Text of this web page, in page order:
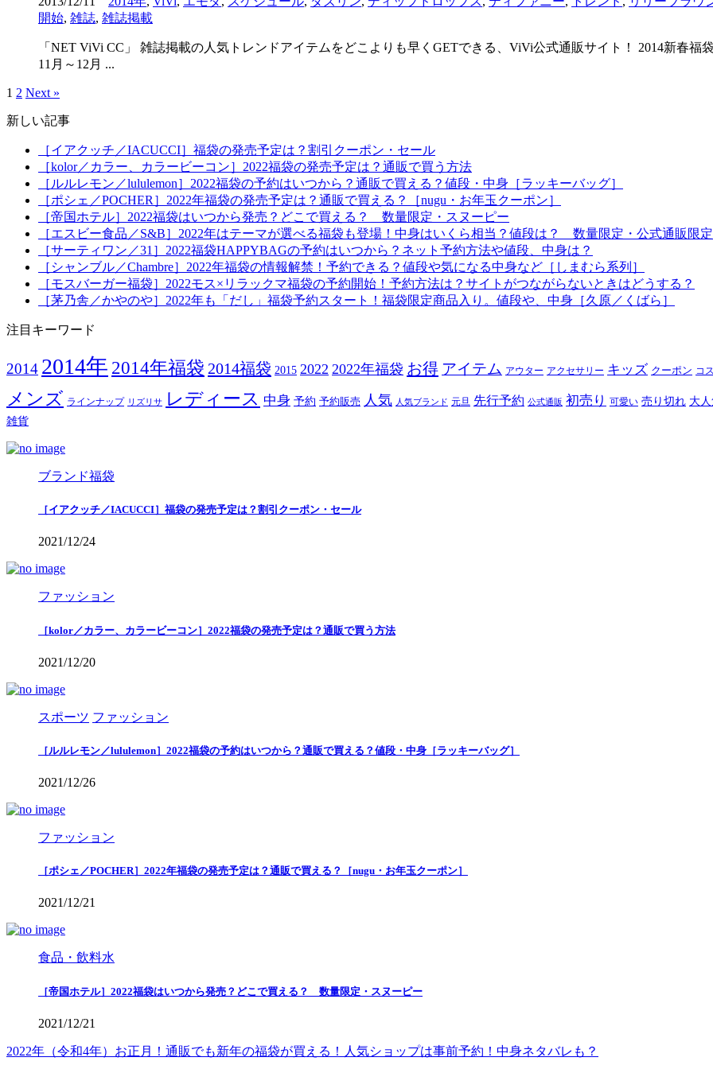
開始, 雑誌, 雑誌掲載
「NET ViVi CC」 雑誌掲載の人気トレンドアイテムをどこよりも早くGETできる、ViVi公式通販サイト！ 2014新春
11月～12月 ...
1 2 Next »
新しい記事
［イアクッチ／IACUCCI］福袋の発売予定は？割引クーポン・セール
［kolor／カラー、カラービーコン］2022福袋の発売予定は？通販で買う方法
［ルルレモン／lululemon］2022福袋の予約はいつから？通販で買える？値段・中身［ラッキーバッグ］
［ポシェ／POCHER］2022年福袋の発売予定は？通販で買える？［nugu・お年玉クーポン］
［帝国ホテル］2022福袋はいつから発売？どこで買える？ 数量限定・スヌーピー
［エスビー食品／S&B］2022年はテーマが選べる福袋も登場！中身はいくら相当？値段は？ 数量限定・公式通販限定
［サーティワン／31］2022福袋HAPPYBAGの予約はいつから？ネット予約方法や値段、中身は？
［シャンブル／Chambre］2022年福袋の情報解禁！予約できる？値段や気になる中身など［しまむら系列］
［モスバーガー福袋］2022モス×リラックマ福袋の予約開始！予約方法は？サイトがつながらないときはどうする？
［茅乃舎／かやのや］2022年も「だし」福袋予約スタート！福袋限定商品入り。値段や、中身［久原／くばら］
注目キーワード
2014 2014年 2014年福袋 2014福袋 2015 2022 2022年福袋 お得 アイテム アウター アクセサリー キッズ クーポン コ
メンズ ラインナップ リズリサ レディース 中身 予約 予約販売 人気 人気ブランド 元旦 先行予約 公式通販 初売り 可愛い 売り切れ 大
雑貨
ブランド福袋
［イアクッチ／IACUCCI］福袋の発売予定は？割引クーポン・セール
2021/12/24
ファッション
［kolor／カラー、カラービーコン］2022福袋の発売予定は？通販で買う方法
2021/12/20
スポーツ ファッション
［ルルレモン／lululemon］2022福袋の予約はいつから？通販で買える？値段・中身［ラッキーバッグ］
2021/12/26
ファッション
［ポシェ／POCHER］2022年福袋の発売予定は？通販で買える？［nugu・お年玉クーポン］
2021/12/21
食品・飲料水
［帝国ホテル］2022福袋はいつから発売？どこで買える？ 数量限定・スヌーピー
2021/12/21
2022年（令和4年）お正月！通販でも新年の福袋が買える！人気ショップは事前予約！中身ネタバレも？